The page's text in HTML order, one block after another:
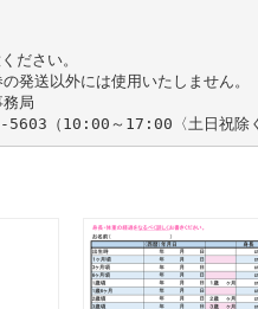
ださい。
発送以外には使用いたしません。
局